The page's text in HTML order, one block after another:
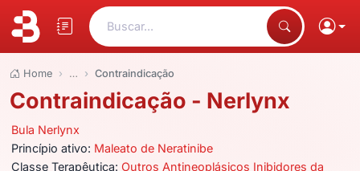
Buscar...
Home … Contraindicação
Contraindicação - Nerlynx
Bula Nerlynx
Princípio ativo: Maleato de Neratinibe
Classe Terapêutica:Outros Antineoplásicos Inibidores da